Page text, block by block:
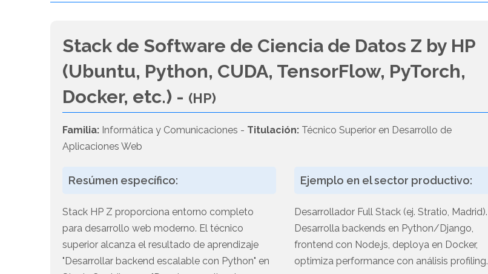
Stack de Software de Ciencia de Datos Z by HP
(Ubuntu, Python, CUDA, TensorFlow, PyTorch,
Docker, etc.) - (HP)
Familia: Informática y Comunicaciones - Titulación: Técnico Superior en Desarrollo de
Aplicaciones Web
Resúmen específico:
Stack HP Z proporciona entorno completo
para desarrollo web moderno. El técnico
superior alcanza el resultado de aprendizaje
"Desarrollar backend escalable con Python" en
Ejemplo en el sector productivo:
Desarrollador Full Stack (ej. Stratio, Madrid).
Desarrolla backends en Python/Django,
frontend con Node.js, deploya en Docker,
optimiza performance con análisis profiling.